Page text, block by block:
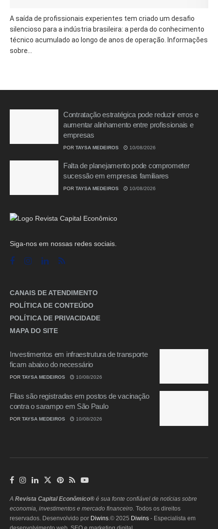
A saída de profissionais experientes tem criado um desafio
silencioso para a indústria brasileira: a perda do conhecimento
técnico acumulado ao longo de anos de operação. Informações
sobre...
Contratação estratégica pode reduzir erros e
aumentar alinhamento entre profissionais e
empresas
POR TAYSA MEDEIROS 10/08/2026
Falta de planejamento pode comprometer
sucessão em empresas familiares
POR TAYSA MEDEIROS 10/08/2026
Siga-nos em nossas redes sociais.
CANAIS DE ATENDIMENTO
POLÍTICA DE CONTEÚDO
POLÍTICA DE PRIVACIDADE
MAPA DO SITE
Investimentos em infraestrutura de transporte
ficam abaixo do necessário
POR TAYSA MEDEIROS 10/08/2026
Filas são registradas em postos de vacinação
contra o sarampo em São Paulo
POR TAYSA MEDEIROS 10/08/2026
A Revista Capital Econômico® é sua fonte confiável de notícias sobre
economia, investimentos e mercado financeiro. Todos os direitos
reservados. Desenvolvido por Diwins.© 2025 Diwins - Especialista em